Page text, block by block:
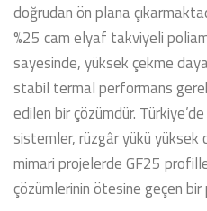
doğrudan ön plana
%25 cam elyaf takviyeli
sayesinde, yüksek çekme
stabil termal performans
edilen bir çözümdür.
sistemler, rüzgâr yükü yüksek
mimari projelerde GF25
çözümlerinin ötesine geçen